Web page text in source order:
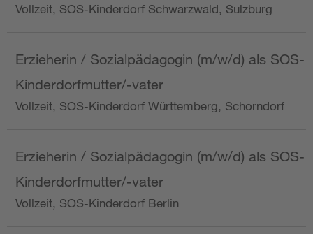
Vollzeit, SOS-Kinderdorf Schwarzwald, Sulzburg
Erzieherin / Sozialpädagogin (m/w/d) als SOS-
Kinderdorfmutter/-vater
Vollzeit, SOS-Kinderdorf Württemberg, Schorndorf
Erzieherin / Sozialpädagogin (m/w/d) als SOS-
Kinderdorfmutter/-vater
Vollzeit, SOS-Kinderdorf Berlin